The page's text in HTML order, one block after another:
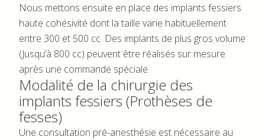
Nous mettons ensuite en place des implants fessiers
haute cohésivité dont la taille varie habituellement
entre 300 et 500 cc. Des implants de plus gros volume
(Jusqu’à 800 cc) peuvent être réalisés sur mesure
après une commande spéciale.
Modalité de la chirurgie des
implants fessiers (Prothèses de
fesses)
Une consultation pré-anesthésie est nécessaire au